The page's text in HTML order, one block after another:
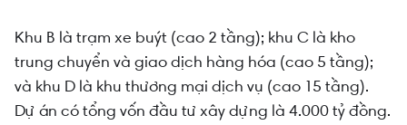
Khu B là trạm xe buýt (cao 2 tầng); khu C là kho
trung chuyển và giao dịch hàng hóa (cao 5 tầng);
và khu D là khu thương mại dịch vụ (cao 15 tầng).
Dự án có tổng vốn đầu tư xây dựng là 4.000 tỷ đồng.